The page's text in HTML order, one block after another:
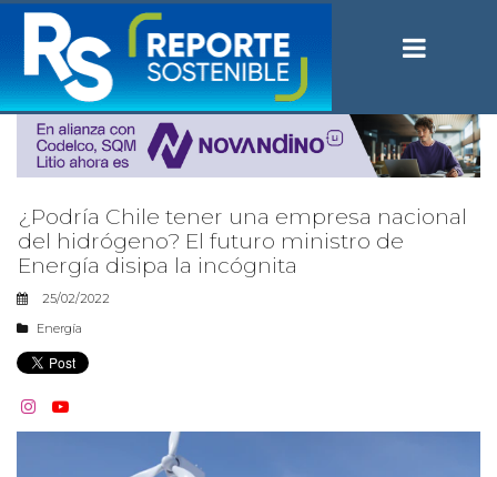
¿Podría Chile tener una empresa nacional
del hidrógeno? El futuro ministro de
Energía disipa la incógnita
25/02/2022
Energía
 